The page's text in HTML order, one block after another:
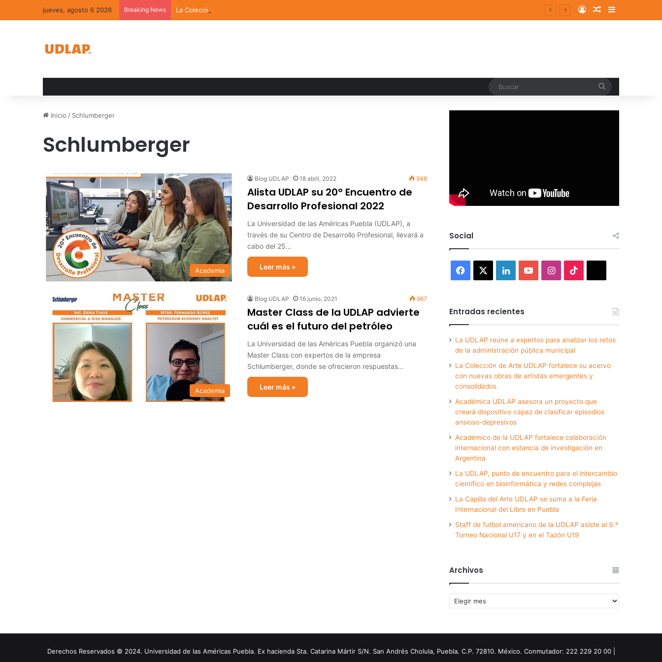
jueves, agosto 6 2026 Breaking News La Colección de Arte UDLAP fortalece su acervo con nuevas obras de artistas emergentes y consolidados Log InRandom Article
Sidebar
Inicio / Schlumberger
Schlumberger
Academia
Blog UDLAP 18 abril, 2022 948
Alista UDLAP su 20° Encuentro de
Desarrollo Profesional 2022
La Universidad de las Américas Puebla (UDLAP), a
través de su Centro de Desarrollo Profesional, llevará a
cabo del 25…
Leer más »
Academia
Blog UDLAP 16 junio, 2021 967
Master Class de la UDLAP advierte
cuál es el futuro del petróleo
La Universidad de las Américas Puebla organizó una
Master Class con expertos de la empresa
Schlumberger, donde se ofrecieron respuestas…
Leer más »
Social
Facebook LinkedInYouTubeInstagram
Entradas recientes
La UDLAP reúne a expertos para analizar los retos
de la administración pública municipal
La Colección de Arte UDLAP fortalece su acervo
con nuevas obras de artistas emergentes y
consolidados
Académica UDLAP asesora un proyecto que
creará dispositivo capaz de clasificar episodios
ansioso-depresivos
Académico de la UDLAP fortalece colaboración
internacional con estancia de investigación en
Argentina
La UDLAP, punto de encuentro para el intercambio
científico en bioinformática y redes complejas
La Capilla del Arte UDLAP se suma a la Feria
Internacional del Libro en Puebla
Staff de futbol americano de la UDLAP asiste al 9.º
Torneo Nacional U17 y en el Tazón U19
Archivos
Archivos
Derechos Reservados © 2024. Universidad de las Américas Puebla. Ex hacienda Sta. Catarina Mártir S/N. San Andrés Cholula, Puebla. C.P. 72810. México. Conmutador: 222 229 20 00 |